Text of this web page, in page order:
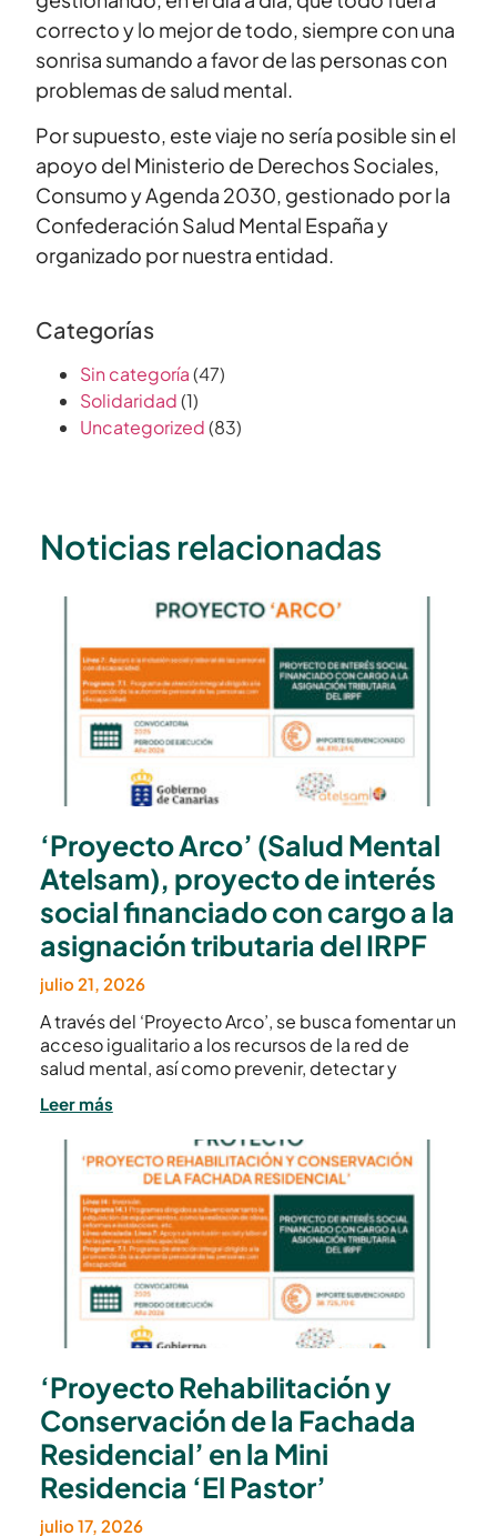
correcto y lo mejor de todo, siempre con una
sonrisa sumando a favor de las personas con
problemas de salud mental.
Por supuesto, este viaje no sería posible sin el
apoyo del Ministerio de Derechos Sociales,
Consumo y Agenda 2030, gestionado por la
Confederación Salud Mental España y
organizado por nuestra entidad.
Categorías
Sin categoría(47)
Solidaridad(1)
Uncategorized(83)
Noticias relacionadas
‘Proyecto Arco’ (Salud Mental
Atelsam), proyecto de interés
social financiado con cargo a la
asignación tributaria del IRPF
julio 21, 2026
A través del ‘Proyecto Arco’, se busca fomentar un
acceso igualitario a los recursos de la red de
salud mental, así como prevenir, detectar y
Leer más
‘Proyecto Rehabilitación y
Conservación de la Fachada
Residencial’ en la Mini
Residencia ‘El Pastor’
julio 17, 2026